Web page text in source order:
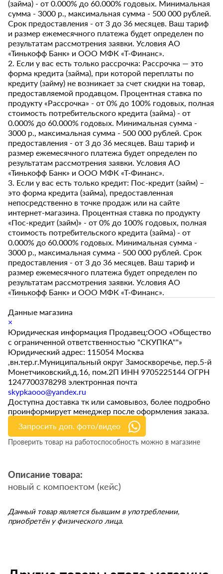
(займа) - от 0.000% до 60.000% годовых. Минимальная
сумма - 3000 р., максимальная сумма - 500 000 рублей.
Срок предоставления - от 3 до 36 месяцев. Ваш тариф
и размер ежемесячного платежа будет определен по
результатам рассмотрения заявки. Условия АО
«Тинькофф Банк» и ООО МФК «Т-Финанс».
2. Если у вас есть только рассрочка: Рассрочка — это
форма кредита (займа), при которой переплаты по
кредиту (займу) не возникает за счет скидки на товар,
предоставляемой продавцом. Процентная ставка по
продукту «Рассрочка» - от 0% до 100% годовых, полная
стоимость потребительского кредита (займа) - от
0.000% до 60.000% годовых. Минимальная сумма -
3000 р., максимальная сумма - 500 000 рублей. Срок
предоставления - от 3 до 36 месяцев. Ваш тариф и
размер ежемесячного платежа будет определен по
результатам рассмотрения заявки. Условия АО
«Тинькофф Банк» и ООО МФК «Т-Финанс».
3. Если у вас есть только кредит: Пос-кредит (займ) –
это форма кредита (займа), предоставленная
непосредственно в точке продаж или на сайте
интернет-магазина. Процентная ставка по продукту
«Пос-кредит (займ)» - от 0% до 100% годовых, полная
стоимость потребительского кредита (займа) - от
0.000% до 60.000% годовых. Минимальная сумма -
3000 р., максимальная сумма - 500 000 рублей. Срок
предоставления - от 3 до 36 месяцев. Ваш тариф и
размер ежемесячного платежа будет определен по
результатам рассмотрения заявки. Условия АО
«Тинькофф Банк» и ООО МФК «Т-Финанс».
Данные магазина
×
Юридическая информация Продавец:ООО «Общество
с ограниченной ответственностью "СКУПКА""»
Юридический адрес: 115054 Москва
,вн.тер.г.Муниципальный округ Замоскворечье, пер.5-й
Монетчиковский,д.16, пом.2П ИНН 9705225144 ОГРН
1247700378298 электронная почта
skypkaooo@yandex.ru
Доступна доставка тк или самовывоз, более подробно
проинформирует менеджер после оформления заказа.
Запросить доп. фото/видео
Проверить товар на работоспособность можно в магазине
Описание товара:
новый с компоектом (кейс)
Данный товар является бывшим в употреблении,
приобретён у физического лица.